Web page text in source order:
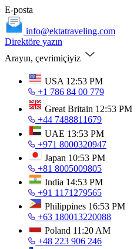
E-posta
info@ektatraveling.com
Direktöre yazın
Arayın, çevrimiçiyiz
USA 12:53 PM
+1 786 84 00 779
Great Britain 12:53 PM
+44 7488811679
UAE 13:53 PM
+971 8000320947
Japan 10:53 PM
+81 8005009805
India 14:53 PM
+91 1171279565
Philippines 16:53 PM
+63 180013220088
Poland 11:20 AM
+48 223 906 246